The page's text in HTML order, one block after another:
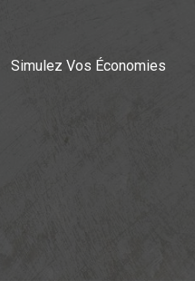
Simulez Vos Économies